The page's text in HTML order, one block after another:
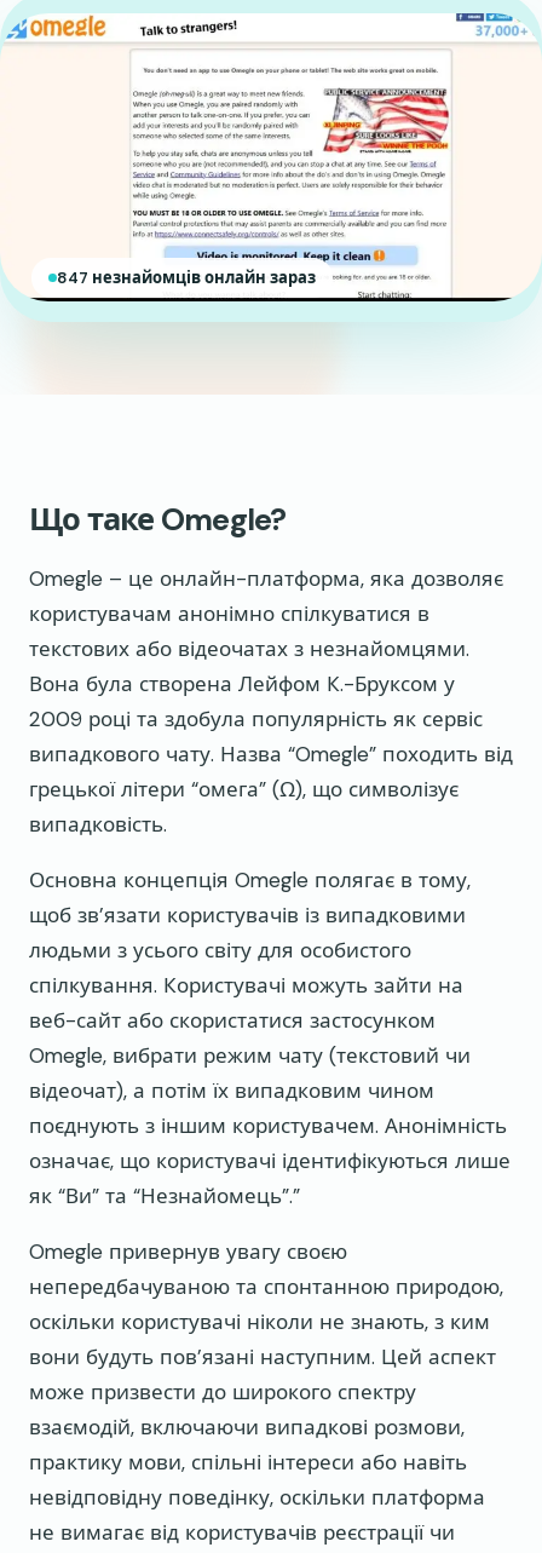
847 незнайомців онлайн зараз
Що таке Omegle?
Omegle – це онлайн-платформа, яка дозволяє
користувачам анонімно спілкуватися в
текстових або відеочатах з незнайомцями.
Вона була створена Лейфом К.-Бруксом у
2009 році та здобула популярність як сервіс
випадкового чату. Назва “Omegle” походить від
грецької літери “омега” (Ω), що символізує
випадковість.
Основна концепція Omegle полягає в тому,
щоб зв’язати користувачів із випадковими
людьми з усього світу для особистого
спілкування. Користувачі можуть зайти на
веб-сайт або скористатися застосунком
Omegle, вибрати режим чату (текстовий чи
відеочат), а потім їх випадковим чином
поєднують з іншим користувачем. Анонімність
означає, що користувачі ідентифікуються лише
як “Ви” та “Незнайомець”.”
Omegle привернув увагу своєю
непередбачуваною та спонтанною природою,
оскільки користувачі ніколи не знають, з ким
вони будуть пов’язані наступним. Цей аспект
може призвести до широкого спектру
взаємодій, включаючи випадкові розмови,
практику мови, спільні інтереси або навіть
невідповідну поведінку, оскільки платформа
не вимагає від користувачів реєстрації чи